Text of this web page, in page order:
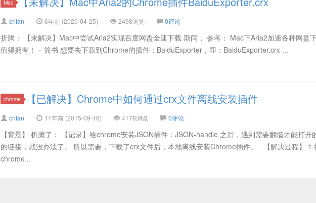
Mac
crifan 6年前 (2020-04-25) 2498浏览 0评论
折腾： 【未解决】Mac中尝试Aria2实现百度网盘全速下载 期间， 参考： Mac下Aria2加速各种网盘
值得拥有！ – 简书 想要去下载到Chrome的插件：BaiduExporter，即：BaiduExporter.crx ...
chrome 【已解决】Chrome中如何通过crx文件离线安装插件
crifan 11年前 (2015-09-16) 4178浏览 0评论
【背景】 折腾了： 【记录】给chrome安装JSON插件：JSON-handle 之后，遇到需要翻墙才能打开
的链接，就没办法了。 所以需要，下载了crx文件后，本地离线安装Chrome插件。 【解决过程】 1.
chrome...